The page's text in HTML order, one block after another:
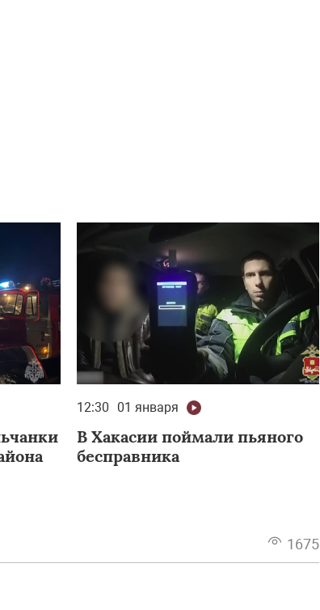
12:30 01 января
В Хакасии поймали пьяного
бесправника
1675